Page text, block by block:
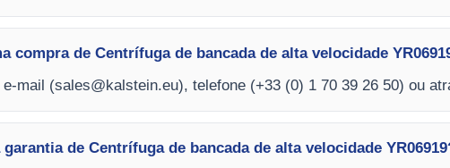
compra de Centrífuga de bancada de alta velocidade
e-mail (sales@kalstein.eu), telefone (+33 (0) 1 70 39 26 50) ou
de Centrífuga de bancada de alta velocidade